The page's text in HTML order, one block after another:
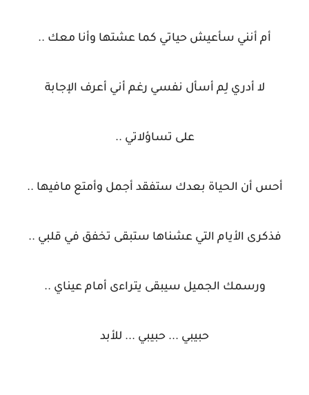
أم أنني سأعيش حياتي كما عشتها وأنا معك ..
لا أدري لِم أسأل نفسي رغم أني أعرف الإجابة
على تساؤلاتي ..
أحس أن الحياة بعدك ستفقد أجمل وأمتع مافيها ..
فذكرى الأيام التي عشناها ستبقى تخفق في قلبي ..
ورسمك الجميل سيبقى يتراءى أمام عيناي ..
حبيبي ... حبيبي ... للأبد